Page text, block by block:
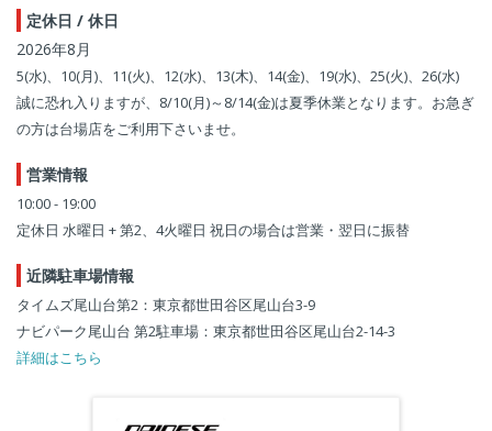
定休日 / 休日
2026年8月
5(水)、10(月)、11(火)、12(水)、13(木)、14(金)、19(水)、25(火)、26(水)
誠に恐れ入りますが、8/10(月)～8/14(金)は夏季休業となります。お急ぎ
の方は台場店をご利用下さいませ。
営業情報
10:00 - 19:00
定休日 水曜日 + 第2、4火曜日 祝日の場合は営業・翌日に振替
近隣駐車場情報
タイムズ尾山台第2：東京都世田谷区尾山台3-9
ナビパーク尾山台 第2駐車場：東京都世田谷区尾山台2-14-3
詳細はこちら